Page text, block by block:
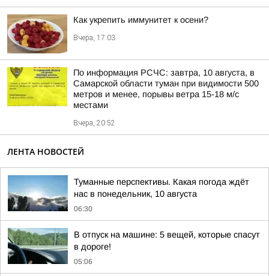
Как укрепить иммунитет к осени?
Вчера, 17:03
По информация РСЧС: завтра, 10 августа, в
Самарской области туман при видимости 500
метров и менее, порывы ветра 15-18 м/с
местами
Вчера, 20:52
ЛЕНТА НОВОСТЕЙ
Туманные перспективы. Какая погода ждёт
нас в понедельник, 10 августа
06:30
В отпуск на машине: 5 вещей, которые спасут
в дороге!
05:06